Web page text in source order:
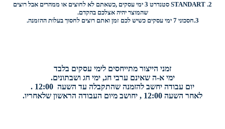
2.
STANDART
סטנדרט 3 ימי עסקים ,כשאתם לא לחוצים או ממהרים אבל רוצים
שהמוצר יהיה אצלכם בהקדם.
3. חסכוני7 ימי עסקים כשיש לכם זמן ואתם רוצים לחסוך בעלות ההזמנה.
זמני הייצור מתייחסים לימי עסקים בלבד
ימי א-ה שאינם ערבי חג, ימי חג ושבתונים.
יום עבודה יחשב להזמנה שהתקבלה עד השעה 12:00 .
לאחר השעה 12:00 , יחושב מיום העבודה הראשון שלאחריו.